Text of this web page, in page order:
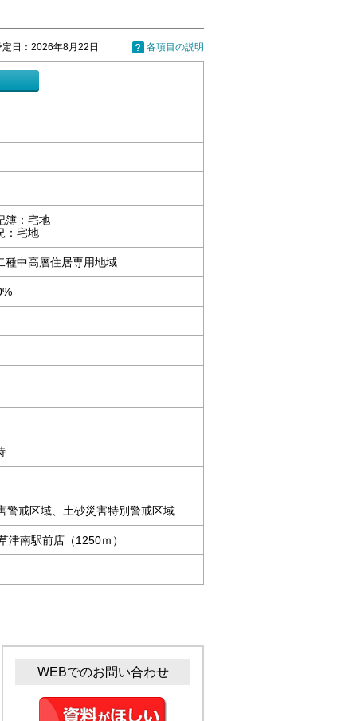
日：2026年8月22日 各項目の説明
簿：宅地
：宅地
種中高層住居専用地域
警戒区域、土砂災害特別警戒区域
南駅前店（1250ｍ）
WEBでのお問い合わせ